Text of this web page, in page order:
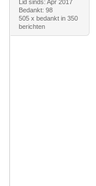
Lid sinds: Apr 2017
Bedankt: 98
505 x bedankt in 350
berichten